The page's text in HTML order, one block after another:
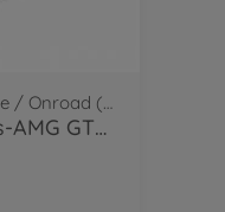
RC Straßenfahrzeuge / Onroad (2WD/4WD)
1:10 RC Mercedes-AMG GT3 (TT-02)